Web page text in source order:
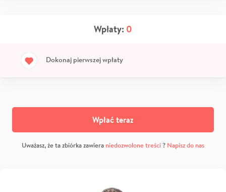
Wpłaty: 0
Dokonaj pierwszej wpłaty
Wpłać teraz
Uważasz, że ta zbiórka zawiera niedozwolone treści? Napisz do nas